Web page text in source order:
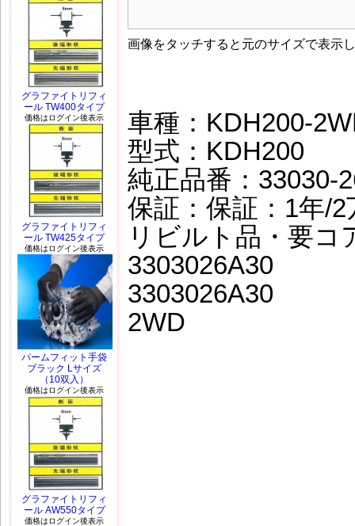
画像をタッチすると元のサイズで表示
車種：KDH200-
型式：KDH200
純正品番：33030-
保証：保証：1年/
リビルト品・要コ
3303026A30
3303026A30
2WD
グラファイトリフィ
ール TW400タイプ
価格はログイン後表示
グラファイトリフィ
ール TW425タイプ
価格はログイン後表示
パームフィット手袋
ブラック Lサイズ
（10双入）
価格はログイン後表示
グラファイトリフィ
ール AW550タイプ
価格はログイン後表示